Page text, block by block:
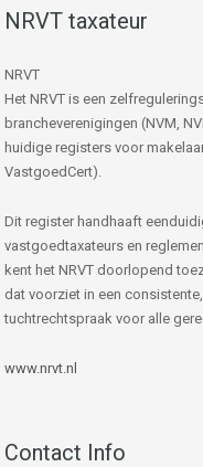
NRVT taxateur
NRVT
Het NRVT is een
brancheverenigingen (NVM,
huidige registers voor
VastgoedCert).
Dit register handhaaft
vastgoedtaxateurs en
kent het NRVT doorlopend
dat voorziet in een
tuchtrechtspraak voor alle
www.nrvt.nl
Contact Info